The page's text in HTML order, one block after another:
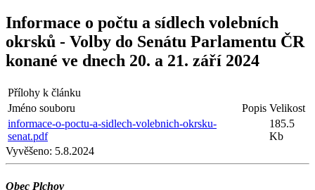
Informace o počtu a sídlech volebních
okrsků - Volby do Senátu Parlamentu ČR
konané ve dnech 20. a 21. září 2024
Přílohy k článku
Jméno souboru
Popis Velikost
informace-o-poctu-a-sidlech-volebnich-okrsku-
senat.pdf
185.5
Kb
Vyvěšeno: 5.8.2024
Obec Plchov